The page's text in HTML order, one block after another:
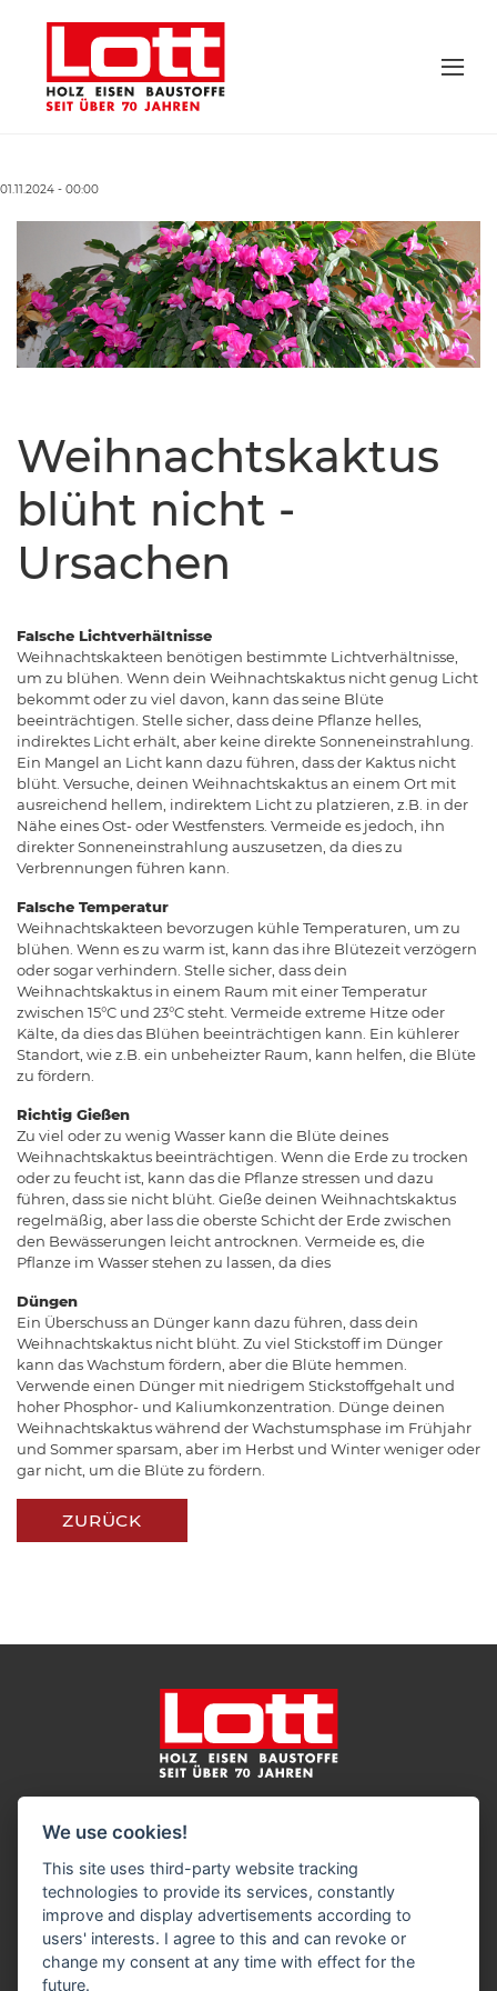
01.11.2024 - 00:00
Weihnachtskaktus
blüht nicht -
Ursachen
Falsche Lichtverhältnisse
Weihnachtskakteen benötigen bestimmte Lichtverhältnisse,
um zu blühen. Wenn dein Weihnachtskaktus nicht genug Licht
bekommt oder zu viel davon, kann das seine Blüte
beeinträchtigen. Stelle sicher, dass deine Pflanze helles,
indirektes Licht erhält, aber keine direkte Sonneneinstrahlung.
Ein Mangel an Licht kann dazu führen, dass der Kaktus nicht
blüht. Versuche, deinen Weihnachtskaktus an einem Ort mit
ausreichend hellem, indirektem Licht zu platzieren, z.B. in der
Nähe eines Ost- oder Westfensters. Vermeide es jedoch, ihn
direkter Sonneneinstrahlung auszusetzen, da dies zu
Verbrennungen führen kann.
Falsche Temperatur
Weihnachtskakteen bevorzugen kühle Temperaturen, um zu
blühen. Wenn es zu warm ist, kann das ihre Blütezeit verzögern
oder sogar verhindern. Stelle sicher, dass dein
Weihnachtskaktus in einem Raum mit einer Temperatur
zwischen 15°C und 23°C steht. Vermeide extreme Hitze oder
Kälte, da dies das Blühen beeinträchtigen kann. Ein kühlerer
Standort, wie z.B. ein unbeheizter Raum, kann helfen, die Blüte
zu fördern.
Richtig Gießen
Zu viel oder zu wenig Wasser kann die Blüte deines
Weihnachtskaktus beeinträchtigen. Wenn die Erde zu trocken
oder zu feucht ist, kann das die Pflanze stressen und dazu
führen, dass sie nicht blüht. Gieße deinen Weihnachtskaktus
regelmäßig, aber lass die oberste Schicht der Erde zwischen
den Bewässerungen leicht antrocknen. Vermeide es, die
Pflanze im Wasser stehen zu lassen, da dies
Düngen
Ein Überschuss an Dünger kann dazu führen, dass dein
Weihnachtskaktus nicht blüht. Zu viel Stickstoff im Dünger
kann das Wachstum fördern, aber die Blüte hemmen.
Verwende einen Dünger mit niedrigem Stickstoffgehalt und
hoher Phosphor- und Kaliumkonzentration. Dünge deinen
Weihnachtskaktus während der Wachstumsphase im Frühjahr
und Sommer sparsam, aber im Herbst und Winter weniger oder
gar nicht, um die Blüte zu fördern.
ZURÜCK
Cookie-Einstellungen ändern
Harry Lott Baustoffe GmbH
Holz Eisen Baustoffe
Volksdorfer Weg 194
22393 Hamburg
We use cookies!
This site uses third-party website tracking
technologies to provide its services, constantly
improve and display advertisements according to
users' interests. I agree to this and can revoke or
change my consent at any time with effect for the
future.